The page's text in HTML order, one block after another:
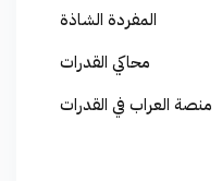
المفردة الشاذة
محاكي القدرات
منصة العراب في القدرات